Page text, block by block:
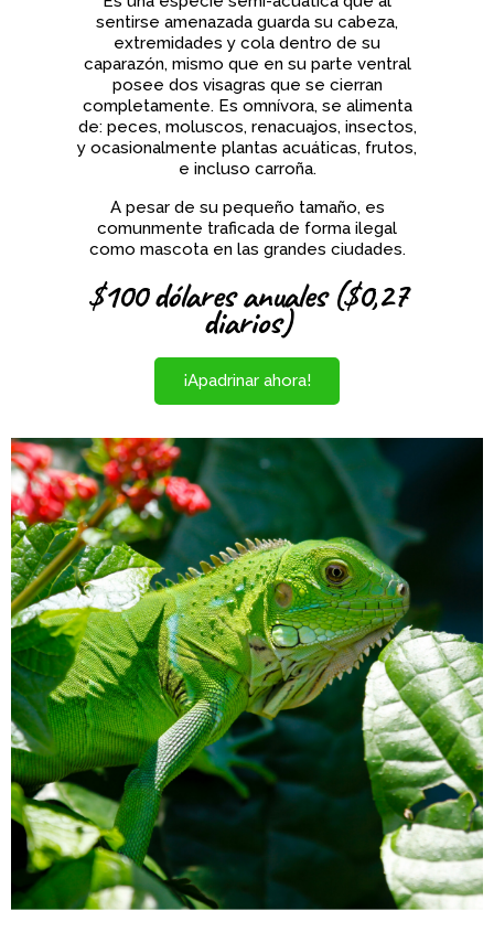
sentirse amenazada guarda su cabeza,
extremidades y cola dentro de su
caparazón, mismo que en su parte ventral
posee dos visagras que se cierran
completamente. Es omnívora, se alimenta
de: peces, moluscos, renacuajos, insectos,
y ocasionalmente plantas acuáticas, frutos,
e incluso carroña.
A pesar de su pequeño tamaño, es
comunmente traficada de forma ilegal
como mascota en las grandes ciudades.
$100 dólares anuales ($0,27
diarios)
¡Apadrinar ahora!